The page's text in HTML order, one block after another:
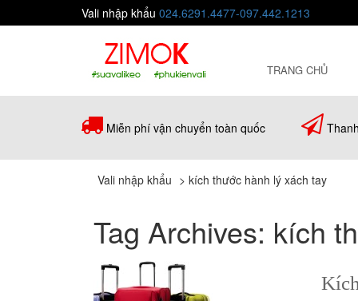
Vali nhập khẩu 024.6291.4477-097.442.1213
TRANG CHỦ
Miễn phí vận chuyển toàn quốc
Vali nhập khẩu > kích thước hành lý xách tay
Tag Archives: kích